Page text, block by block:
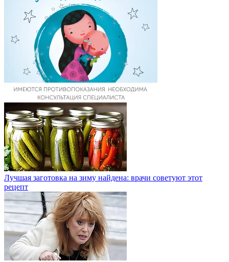
Лучшая заготовка на зиму найдена: врачи советуют этот
рецепт